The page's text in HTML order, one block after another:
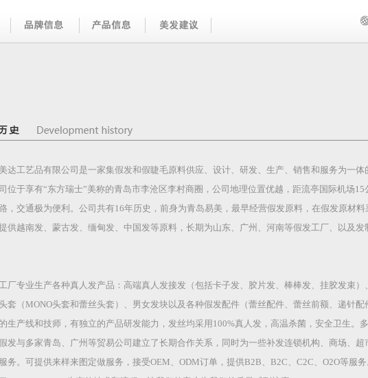
达工艺品有限公司是一家集假发和假睫毛原料供应、设计、研发、生产、销售和服务为一
位于享有“东方瑞士”美称的青岛市李沧区李村商圈，公司地理位置优越，距流亭国际机场
，交通极为便利。公司共有16年历史，前身为青岛易美，最早经营假发原料，在假发原材
供越南发、蒙古发、缅甸发、中国发等原料，长期为山东、广州、河南等假发工厂、以及
厂专业生产各种真人发产品：高端真人发接发（包括卡子发、胶片发、棒棒发、挂胶发束
套（MONO头套和蕾丝头套）、男女发块以及各种假发配件（蕾丝配件、蕾丝前额、递针配
生产线和技师，有独立的产品研发能力，发丝均采用100%真人发，高温杀菌，安全卫生。
发与多家青岛、广州等贸易公司建立了长期合作关系，同时为一些补发连锁机构、商场、
务。可提供来样来图定做服务，接受OEM、ODM订单，提供B2B、B2C、C2C、O2O等服